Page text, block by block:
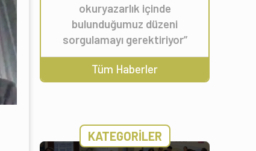
okuryazarlık içinde
bulunduğumuz düzeni
sorgulamayı gerektiriyor”
Tüm Haberler
KATEGORİLER